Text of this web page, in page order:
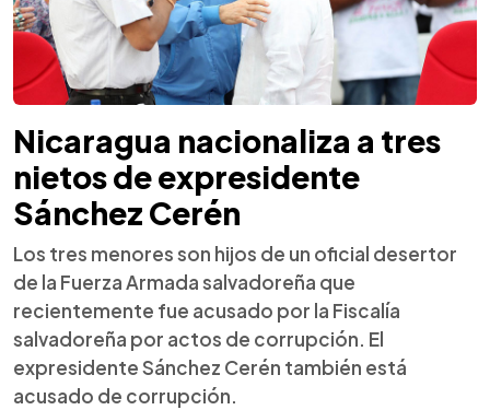
Nicaragua nacionaliza a tres
nietos de expresidente
Sánchez Cerén
Los tres menores son hijos de un oficial desertor
de la Fuerza Armada salvadoreña que
recientemente fue acusado por la Fiscalía
salvadoreña por actos de corrupción. El
expresidente Sánchez Cerén también está
acusado de corrupción.